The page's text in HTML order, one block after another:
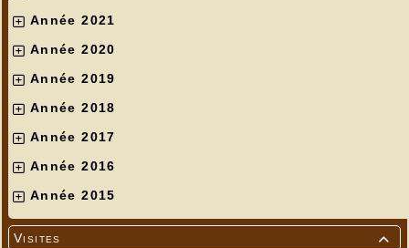
Année 2021
Année 2020
Année 2019
Année 2018
Année 2017
Année 2016
Année 2015

Visites